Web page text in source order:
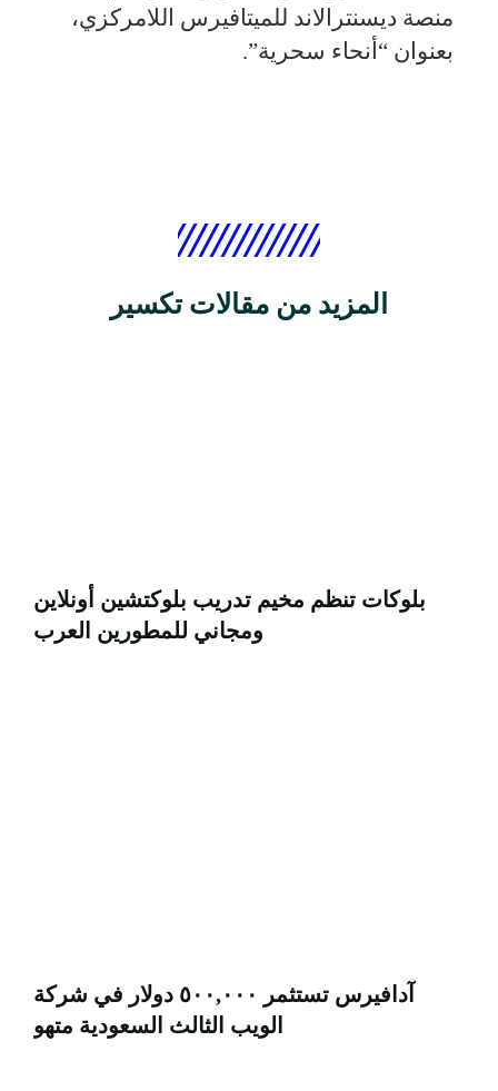
منصة ديسنترالاند للميتافيرس اللامركزي،
بعنوان “أنحاء سحرية”.
بلوكات تنظم مخيم تدريب بلوكتشين أونلاين
ومجاني للمطورين العرب
آدافيرس تستثمر ٥٠٠,٠٠٠ دولار في شركة
الويب الثالث السعودية متهو
المزيد من مقالات تكسير